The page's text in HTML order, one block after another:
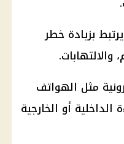
بزيادة خطر
مثل الهواتف
أو الخارجية